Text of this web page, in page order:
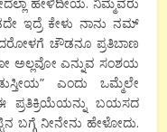
ಇದ್ರೆ ಕೇಳು ನಾನು ನಮ್
ಚೌಡನೂ ಪ್ರತಿಬಾಣ
ಅಲ್ಲವೋ ಎನ್ನುವ ಸಂಶಯ
ಎಂದು ಒಮ್ಮೆಲೇ
ಪ್ರತಿಕ್ರಿಯೆಯನ್ನು ಬಯಸದ
ಬಗ್ಗೆ ನೀನೇನು ಹೇಳೋದು.